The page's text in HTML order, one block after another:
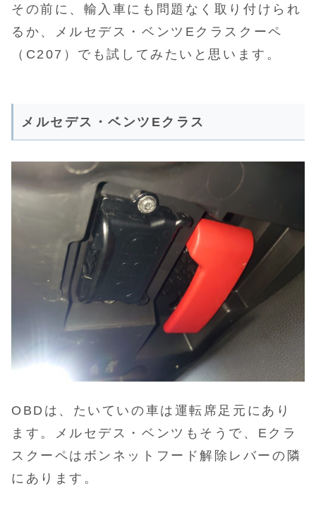
その前に、輸入車にも問題なく取り付けられ
るか、メルセデス・ベンツEクラスクーペ
（C207）でも試してみたいと思います。
メルセデス・ベンツEクラス
OBDは、たいていの車は運転席足元にあり
ます。メルセデス・ベンツもそうで、 E クラ
ス クーペはボンネットフード解除レバーの隣
にあります。